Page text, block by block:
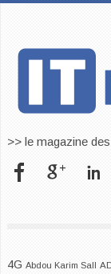
>> le magazine
4G Abdou Karim Sall